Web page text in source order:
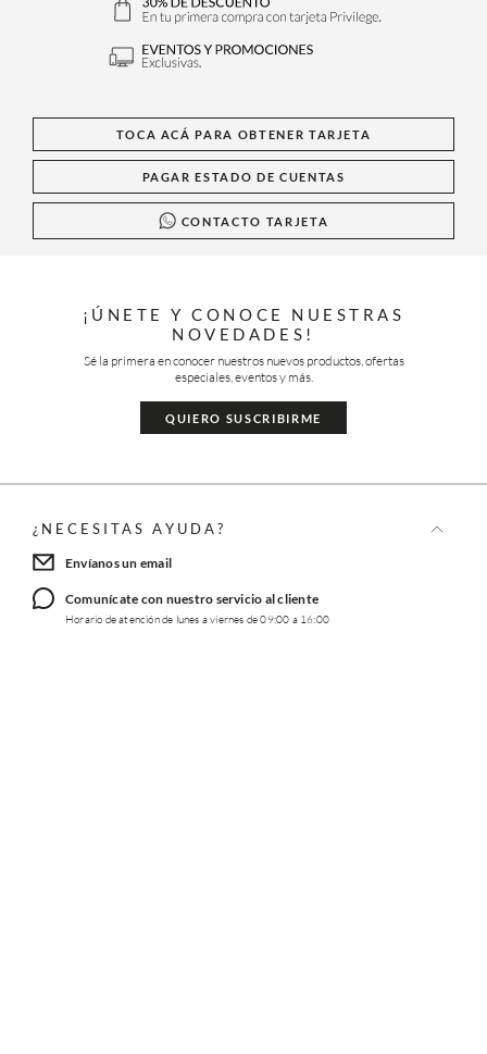
TOCA ACÁ PARA OBTENER TARJETA
PAGAR ESTADO DE CUENTAS
CONTACTO TARJETA
¡ÚNETE Y CONOCE NUESTRAS
NOVEDADES!
Sé la primera en conocer nuestros nuevos productos, ofertas
especiales, eventos y más.
QUIERO SUSCRIBIRME
¿NECESITAS AYUDA?
Envíanos un email
Comunícate con nuestro servicio al cliente
Horario de atención de lunes a viernes de 09:00 a 16:00